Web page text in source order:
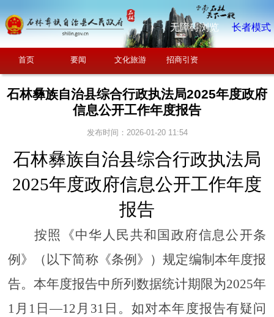
无障碍浏览 长者模式
首页 要闻 文化旅游 招商引资
石林彝族自治县综合行政执法局2025年度政府
信息公开工作年度报告
发布时间：2026-01-20 11:54
石林彝族自治县综合行政执法局
2025年度政府信息公开工作年度
报告
按照《中华人民共和国政府信息公开条
例》（以下简称《条例》）规定编制本年度报
告。本年度报告中所列数据统计期限为2025年
1 月 1 日—12 月 31 日。如对本年度报告有疑问